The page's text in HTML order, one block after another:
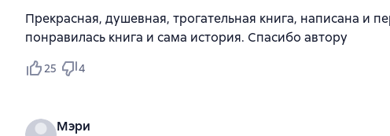
Прекрасная, душевная, трогательная книга, написана и
понравилась книга и сама история. Спасибо автору
25 4
Мэри